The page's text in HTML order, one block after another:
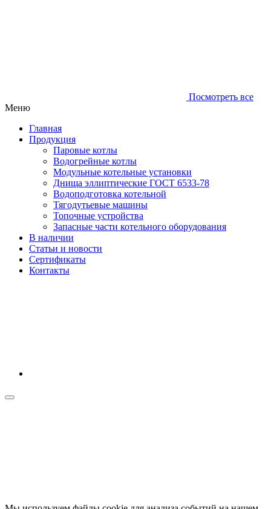
Посмотреть все
Меню
Главная
Продукция
Паровые котлы
Водогрейные котлы
Модульные котельные установки
Днища эллиптические ГОСТ 6533-78
Водоподготовка котельной
Тягодутьевые машины
Топочные устройства
Запасные части котельного оборудования
В наличии
Статьи и новости
Сертификаты
Контакты